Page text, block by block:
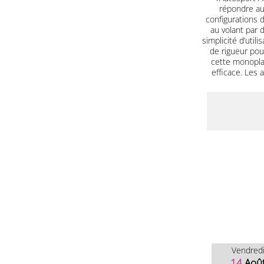
répondre
configurations
au volant par
simplicité
de rigueur
cette
efficace. Les